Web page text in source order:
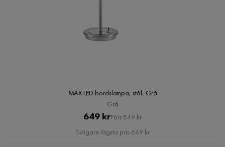
MAX LED bordslampa, stål, Grå
Grå
Pris
649 krOriginal
Pris
Förr 849 kr
Tidigare lägsta pris 649 kr